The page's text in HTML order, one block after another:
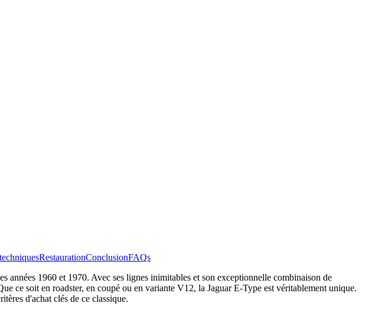
RestaurationConclusionFAQs
années 1960 et 1970. Avec ses lignes inimitables et son exceptionnelle combinaison de
ce soit en roadster, en coupé ou en variante V12, la Jaguar E-Type est véritablement unique.
d'achat clés de ce classique.